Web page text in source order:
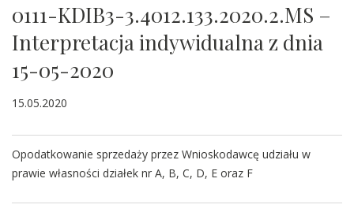
0111-KDIB3-3.4012.133.2020.2.MS –
Interpretacja indywidualna z dnia
15-05-2020
15.05.2020
Opodatkowanie sprzedaży przez Wnioskodawcę udziału w
prawie własności działek nr A, B, C, D, E oraz F